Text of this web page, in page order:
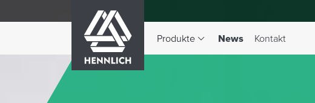
Produkte
Dropdown-Menü Produkte umschalten
News(aktiv)
Kontakt